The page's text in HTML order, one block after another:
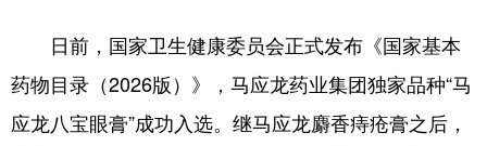
北京 天津 河北 山西
辽宁 吉林 上海 江苏
日前，国家卫生健康委员会正式发布《国家基本
药物目录（2026版）》，马应龙药业集团独家品种“马
应龙八宝眼膏”成功入选。继马应龙麝香痔疮膏之后，